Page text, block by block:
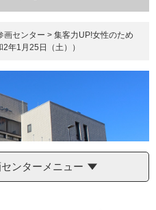
象
画センター > 集客力UP!女性のため
年1月25日（土））
ンターメニュー